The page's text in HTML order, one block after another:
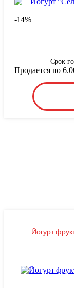
-14%
Срок
Продается по
Йогурт